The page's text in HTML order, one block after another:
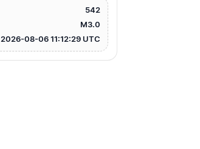
542
M3.0
2026-08-06 11:12:29 UTC